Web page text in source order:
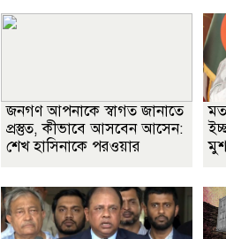
জনগণ আপনাকে স্বাগত জানাতে
প্রস্তুত, কীভাবে আসবেন আসেন:
শেখ হাসিনাকে পরওয়ার